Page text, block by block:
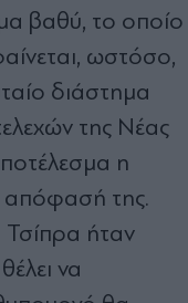
βαθύ, το οποίο
ωστόσο,
διάστημα
της Νέας
η
απόφασή της.
Τσίπρα ήταν
να